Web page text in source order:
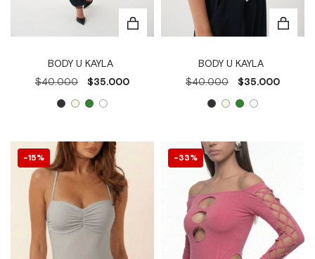
BODY U KAYLA
$40.000
$35.000
BODY U KAYLA
$40.000
$35.000
15% 33%